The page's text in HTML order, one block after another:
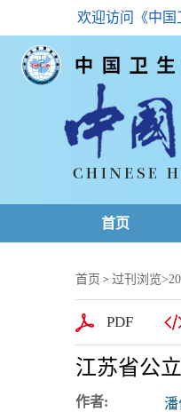
欢迎访问《中国
首页
首页 > 过刊浏览>
PDF
江苏省公
作者: